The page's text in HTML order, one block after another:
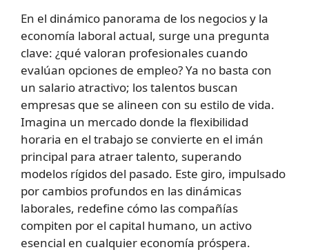
En el dinámico panorama de los negocios y la
economía laboral actual, surge una pregunta
clave: ¿qué valoran profesionales cuando
evalúan opciones de empleo? Ya no basta con
un salario atractivo; los talentos buscan
empresas que se alineen con su estilo de vida.
Imagina un mercado donde la flexibilidad
horaria en el trabajo se convierte en el imán
principal para atraer talento, superando
modelos rígidos del pasado. Este giro, impulsado
por cambios profundos en las dinámicas
laborales, redefine cómo las compañías
compiten por el capital humano, un activo
esencial en cualquier economía próspera.